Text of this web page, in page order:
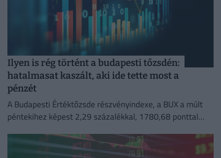
Ilyen is rég történt a budapesti tőzsdén:
hatalmasat kaszált, aki ide tette most a
pénzét
A Budapesti Értéktőzsde részvényindexe, a BUX a múlt
péntekihez képest 2,29 százalékkal, 1780,68 ponttal